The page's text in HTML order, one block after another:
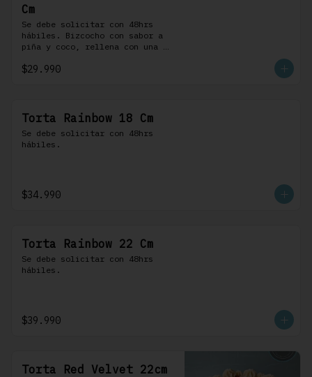
Cm
Se debe solicitar con 48hrs
hábiles. Bizcocho con sabor a
piña y coco, rellena con una
coco, cubierta con buttercream
$29.990
Torta Rainbow 18 Cm
Se debe solicitar con 48hrs
hábiles.
$34.990
Torta Rainbow 22 Cm
Se debe solicitar con 48hrs
hábiles.
$39.990
Torta Red Velvet 22cm